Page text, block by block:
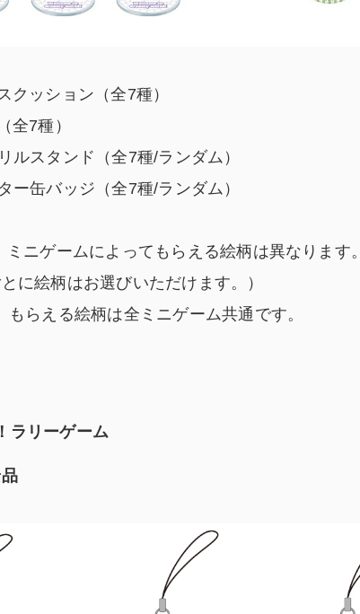
クッション（全7種）
全7種）
ルスタンド（全7種/ランダム）
ー缶バッジ（全7種/ランダム）
ニゲームによってもらえる絵柄は異なります。
に絵柄はお選びいただけます。）
らえる絵柄は全ミニゲーム共通です。
ラリーゲーム